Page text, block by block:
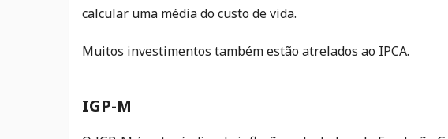
calcular uma média do custo de vida.
Muitos investimentos também estão atrelados ao IPCA.
IGP-M